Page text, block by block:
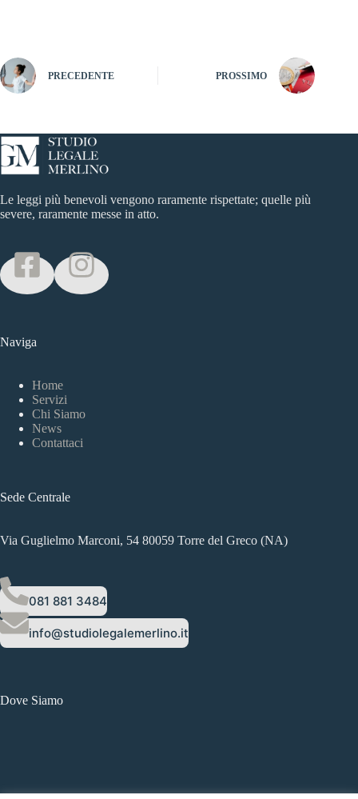
PRECEDENTE PROSSIMO
Le leggi più benevoli vengono raramente rispettate; quelle più
severe, raramente messe in atto.
Naviga
Home
Servizi
Chi Siamo
News
Contattaci
Sede Centrale
Via Guglielmo Marconi, 54 80059 Torre del Greco (NA)
081 881 3484
info@studiolegalemerlino.it
Dove Siamo